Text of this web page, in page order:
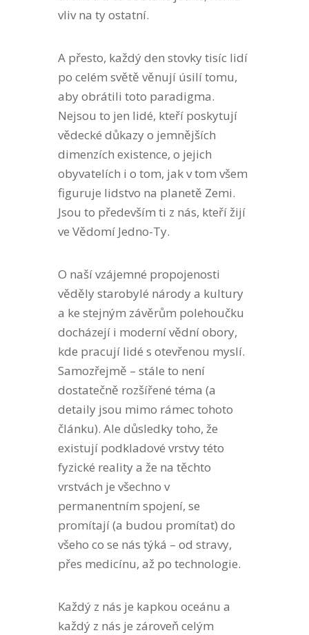
vliv na ty ostatní.
A přesto, každý den stovky tisíc lidí
po celém světě věnují úsilí tomu,
aby obrátili toto paradigma.
Nejsou to jen lidé, kteří poskytují
vědecké důkazy o jemnějších
dimenzích existence, o jejich
obyvatelích i o tom, jak v tom všem
figuruje lidstvo na planetě Zemi.
Jsou to především ti z nás, kteří žijí
ve Vědomí Jedno-Ty.
O naší vzájemné propojenosti
věděly starobylé národy a kultury
a ke stejným závěrům polehoučku
docházejí i moderní vědní obory,
kde pracují lidé s otevřenou myslí.
Samozřejmě – stále to není
dostatečně rozšířené téma (a
detaily jsou mimo rámec tohoto
článku). Ale důsledky toho, že
existují podkladové vrstvy této
fyzické reality a že na těchto
vrstvách je všechno v
permanentním spojení, se
promítají (a budou promítat) do
všeho co se nás týká – od stravy,
přes medicínu, až po technologie.
Každý z nás je kapkou oceánu a
každý z nás je zároveň celým